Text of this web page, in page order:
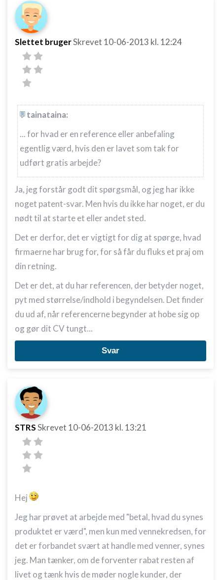
Slettet brugerSkrevet 10-06-2013 kl. 12:24
tainataina:
... for hvad er en reference eller anbefaling
egentlig værd, hvis den er lavet som tak for
udført gratis arbejde?
Ja, jeg forstår godt dit spørgsmål, og jeg har ikke
noget patent-svar. Men hvis du ikke har noget, er du
nødt til at starte et eller andet sted.
Det er derfor, det er vigtigt for dig at spørge, hvad
firmaerne har brug for, for så får du fluks et praj om
din retning.
Det er det, at du har referencen, der betyder noget,
pyt med størrelse/indhold i begyndelsen. Det finder
du ud af, når referencerne begynder at hobe sig op
og gør dit CV tungt...
Svar
STRSSkrevet 10-06-2013 kl. 13:21
Hej
Jeg har prøvet at arbejde med "betal, hvad du synes
produktet er værd", men kun med vennekredsen, for
det er forbandet svært at handle med venner, synes
jeg. Man tænker, om de forventer rabat resten af
livet og tænk hvis de møder nogle kunder, der
Oprette profiler til tilpasset annoncering
Bruge profiler til at vælge tilpasset
annoncering
Oprette profiler for at tilpasse indhold
Bruge profiler til at vælge tilpasset indhold
Måle annonceringseffektivitet
Måle indholdseffektivitet
Forstå målgrupper gennem statistikker eller
kombinationer af oplysninger fra forskellige
kilder
Bruge begrænsede oplysninger til at vælge
Bruge præcise geografiske
placeringsoplysninger
Identificere enheder baseret på aktivt
anmodede oplysninger
Ikke-IAB-behandlingsformål:
Nødvendig
Ydeevne